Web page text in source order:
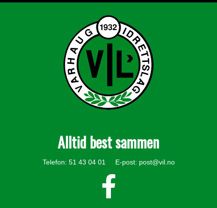
Alltid best sammen
Telefon: 51 43 04 01 E-post: post@vil.no